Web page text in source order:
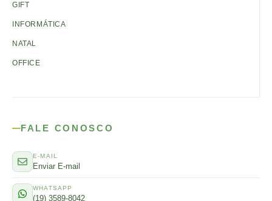
GIFT
INFORMÁTICA
NATAL
OFFICE
FALE CONOSCO
E-MAIL
Enviar E-mail
WHATSAPP
(19) 3589-8042